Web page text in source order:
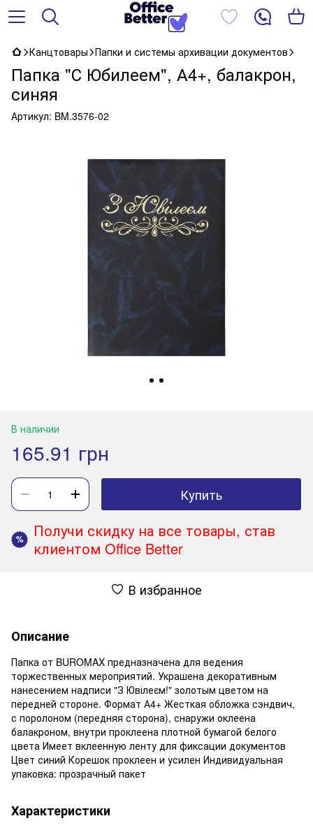
Канцтовары Папки и системы архивации документов
Папка "С Юбилеем", А4+, балакрон,
синяя
Артикул: BM.3576-02
В наличии
165.91 грн
Купить
%
Получи скидку на все товары, став
клиентом Office Better
В избранное
Описание
Папка от BUROMAX предназначена для ведения
торжественных мероприятий. Украшена декоративным
нанесением надписи "З Ювілеєм!" золотым цветом на
передней стороне. Формат А4+ Жесткая обложка сэндвич,
с поролоном (передняя сторона), снаружи оклеена
балакроном, внутри проклеена плотной бумагой белого
цвета Имеет вклеенную ленту для фиксации документов
Цвет синий Корешок проклеен и усилен Индивидуальная
упаковка: прозрачный пакет
Характеристики